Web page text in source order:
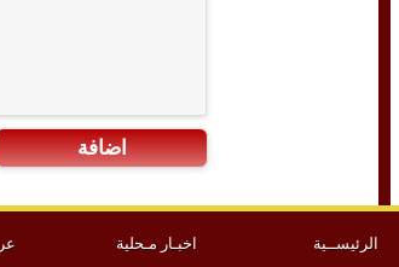
اضافة
الرئيســية اخبـار مـحلية